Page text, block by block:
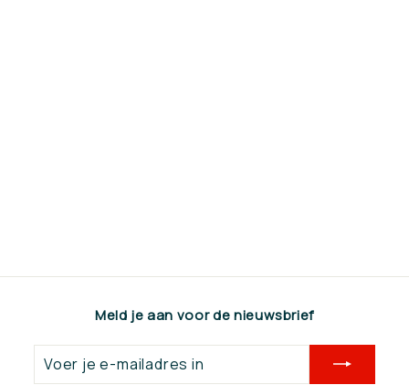
,
Meld je aan voor de nieuwsbrief
je